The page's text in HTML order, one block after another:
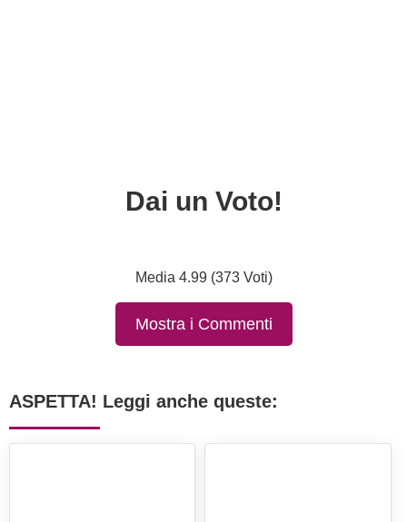
Dai un Voto!
Media 4.99 (373 Voti)
Mostra i Commenti
ASPETTA! Leggi anche queste: